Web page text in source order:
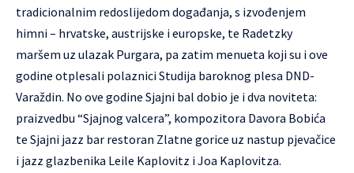
tradicionalnim redoslijedom događanja, s izvođenjem
himni – hrvatske, austrijske i europske, te Radetzky
maršem uz ulazak Purgara, pa zatim menueta koji su i ove
godine otplesali polaznici Studija baroknog plesa DND-
Varaždin. No ove godine Sjajni bal dobio je i dva noviteta:
praizvedbu “Sjajnog valcera”, kompozitora Davora Bobića
te Sjajni jazz bar restoran Zlatne gorice uz nastup pjevačice
i jazz glazbenika Leile Kaplovitz i Joa Kaplovitza.